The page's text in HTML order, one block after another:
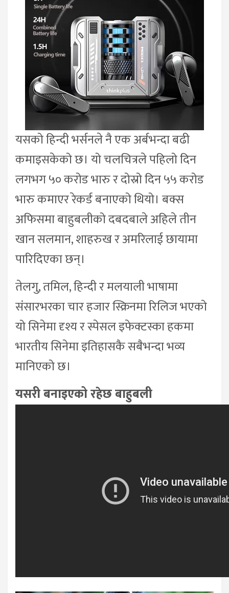
यसको हिन्दी भर्सनले नै एक अर्बभन्दा बढी
कमाइसकेको छ। यो चलचित्रले पहिलो दिन
लगभग ५० करोड भारु र दोस्रो दिन ५५ करोड
भारु कमाएर रेकर्ड बनाएको थियो। बक्स
अफिसमा बाहुबलीको दबदबाले अहिले तीन
खान सलमान, शाहरुख र अमरिलाई छायामा
पारिदिएका छन्।
तेलगु, तमिल, हिन्दी र मलयाली भाषामा
संसारभरका चार हजार स्क्रिनमा रिलिज भएको
यो सिनेमा दृश्य र स्पेसल इफेक्टस्का हकमा
भारतीय सिनेमा इतिहासकै सबैभन्दा भव्य
मानिएको छ।
यसरी बनाइएको रहेछ बाहुबली